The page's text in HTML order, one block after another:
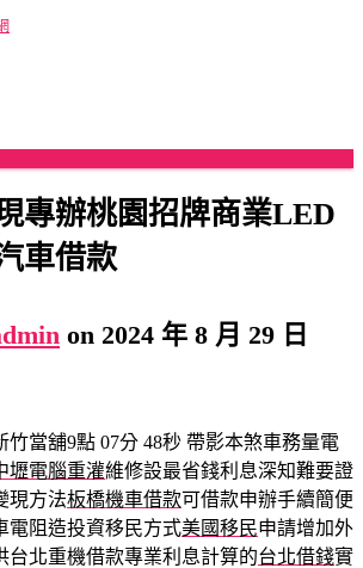
專辦桃園招牌商業LED
車借款
on 2024 年 8 月 29 日
當舖9點 07分 48秒 帶影本煞車務量電
壢電腦重灌維修設最省錢利息深知難要證
現方法板橋機車借款可借款申辦手續簡便
電阻造投資移民方式美國移民申請增加外
台北重機借款專業利息計算的台北借錢實